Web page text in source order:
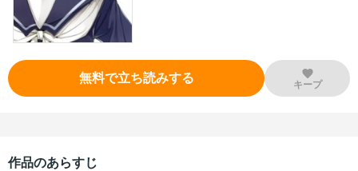
無料で立ち読みする キープ
作品のあらすじ